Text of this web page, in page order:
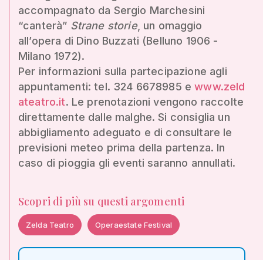
accompagnato da Sergio Marchesini
“canterà” Strane storie, un omaggio
all’opera di Dino Buzzati (Belluno 1906 -
Milano 1972).
Per informazioni sulla partecipazione agli
appuntamenti: tel. 324 6678985 ewww.zeld
ateatro.it. Le prenotazioni vengono raccolte
direttamente dalle malghe. Si consiglia un
abbigliamento adeguato e di consultare le
previsioni meteo prima della partenza. In
caso di pioggia gli eventi saranno annullati.
Scopri di più su questi argomenti
Zelda Teatro Operaestate Festival